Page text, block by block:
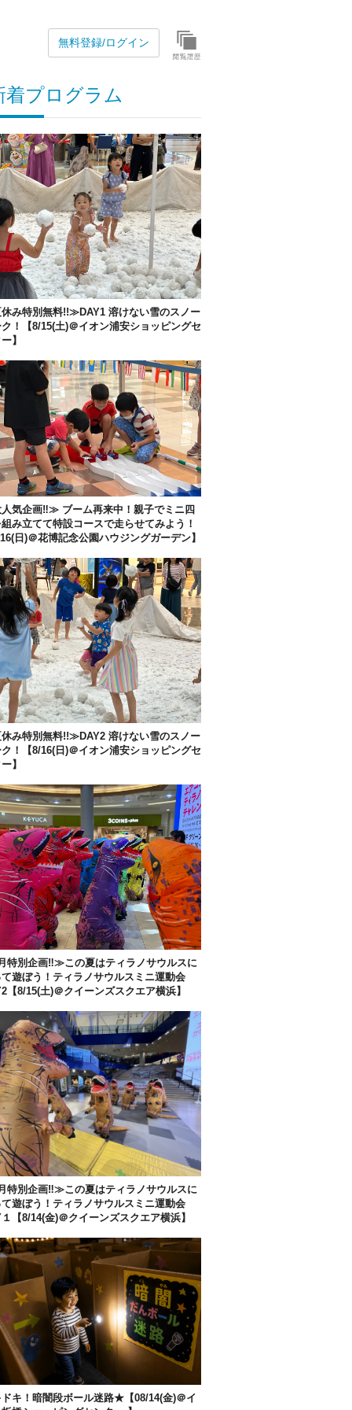
無料登録/ログイン
着プログラム
み特別無料!!≫DAY1 溶けない雪のスノー
！【8/15(土)＠イオン浦安ショッピングセ
】
気企画‼︎≫ ブーム再来中！親子でミニ四
み立てて特設コースで走らせてみよう！
16(日)＠花博記念公園ハウジングガーデン】
み特別無料!!≫DAY2 溶けない雪のスノー
！【8/16(日)＠イオン浦安ショッピングセ
】
特別企画‼︎≫この夏はティラノサウルスに
遊ぼう！ティラノサウルスミニ運動会
【8/15(土)＠クイーンズスクエア横浜】
特別企画‼︎≫この夏はティラノサウルスに
遊ぼう！ティラノサウルスミニ運動会
１【8/14(金)＠クイーンズスクエア横浜】
ドキ！暗闇段ボール迷路★【08/14(金)＠イ